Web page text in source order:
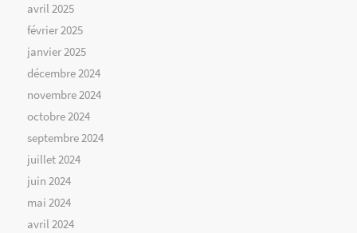
avril 2025
février 2025
janvier 2025
décembre 2024
novembre 2024
octobre 2024
septembre 2024
juillet 2024
juin 2024
mai 2024
avril 2024